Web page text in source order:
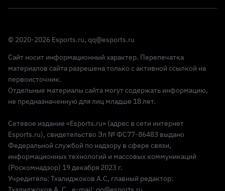
Сайт носит информационный характер. Перепечатка
материалов сайта разрешена только с активной ссылкой на
первоисточник.
Отдельные материалы сайта могут содержать информацию,
Сетевое издание «Esports.ru» (адрес в сети интернет
Esports.ru), свидетельство Эл № ФС77-86483 выдано
Федеральной службой по надзору в сфере связи,
информационных технологий и массовых коммуникаций
(Роскомнадзор) 19 декабря 2023 г.